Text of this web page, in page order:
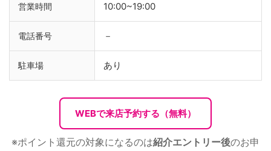
営業時間 10:00~19:00
電話番号 －
駐車場 あり
WEBで来店予約する（無料）
※ポイント還元の対象になるのは紹介エントリー後のお申